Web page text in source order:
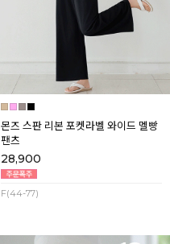
몬즈 스판 리본 포켓라벨 와이드 멜빵
팬츠
28,900
F(44-77)